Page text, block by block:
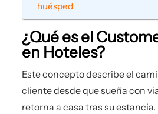
huésped
¿Qué es el
en Hoteles?
Este concepto describe el
cliente desde que sueña con
retorna a casa tras su estancia.